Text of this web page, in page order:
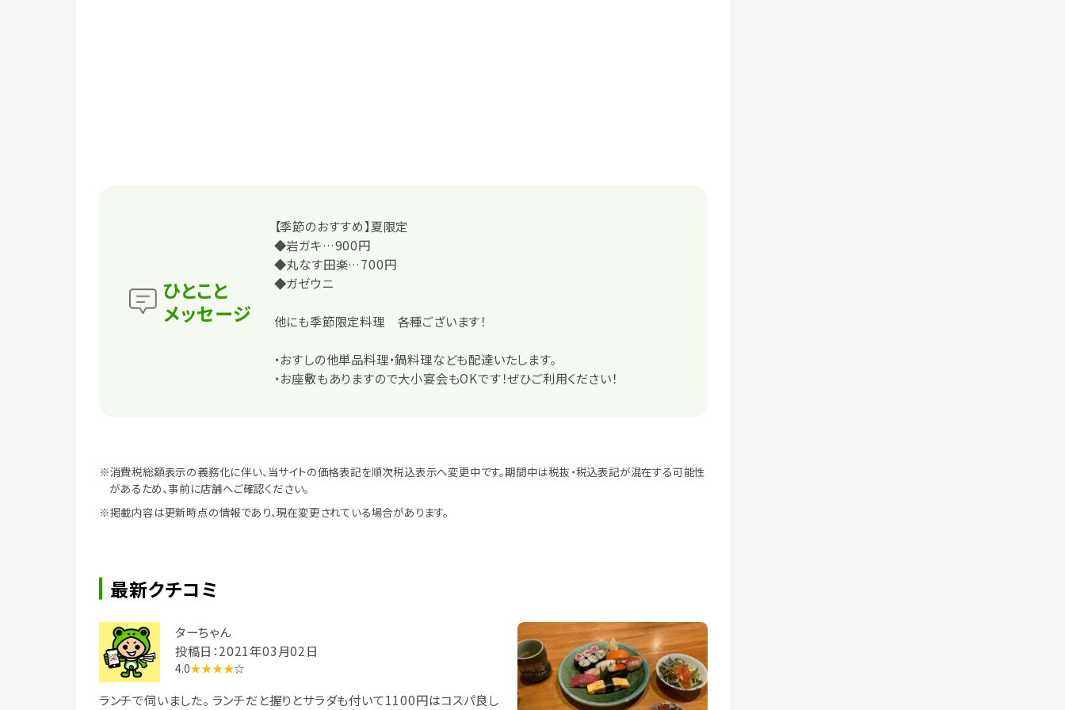
ひとこと
メッセージ
【季節のおすすめ】夏限定
◆岩ガキ…900円
◆丸なす田楽…700円
◆ガゼウニ
他にも季節限定料理 各種ございます！
・おすしの他単品料理・鍋料理なども配達いたします。
・お座敷もありますので大小宴会もOKです！ぜひご利用ください！
※消費税総額表示の義務化に伴い、当サイトの価格表記を順次税込表示へ変更中です。期間中は税抜・税込表記が混在する可能性
があるため、事前に店舗へご確認ください。
※掲載内容は更新時点の情報であり、現在変更されている場合があります。
最新クチコミ
ターちゃん
投稿日：2021年03月02日
4.0★★★★☆
ランチで伺いました。 ランチだと握りとサラダも付いて1100円はコスパ良し